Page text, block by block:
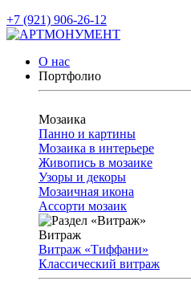
+7 (921) 906-26-12
О нас
Портфолио
Мозаика
Панно и картины
Мозаика в интерьере
Живопись в мозаике
Узоры и декоры
Мозаичная икона
Ассорти мозаик
Витраж
Витраж «Тиффани»
Классический витраж